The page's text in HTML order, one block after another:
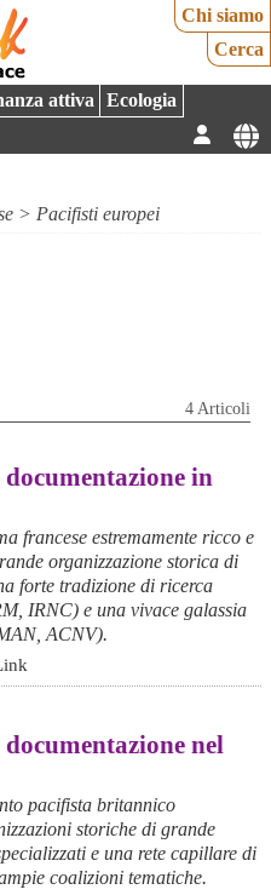
Chi siamo
Cerca
attiva
Ecologia
> Pacifisti europei
4 Articoli
in
francese estremamente ricco e
organizzazione storica di
forte tradizione di ricerca
IRNC) e una vivace galassia
ACNV).
nel
pacifista britannico
storiche di grande
e una rete capillare di
coalizioni tematiche.